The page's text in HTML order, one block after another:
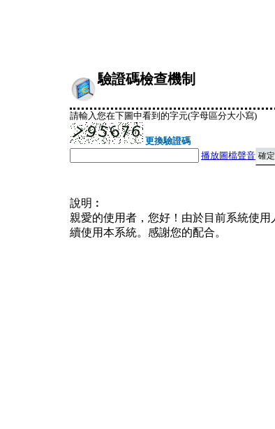
驗證碼檢查機制
請輸入您在下圖中看到的字元(字母區分大小寫)
更換驗證碼
播放圖檔聲音
說明︰
親愛的使用者，您好！由於目前系統使
續使用本系統。感謝您的配合。